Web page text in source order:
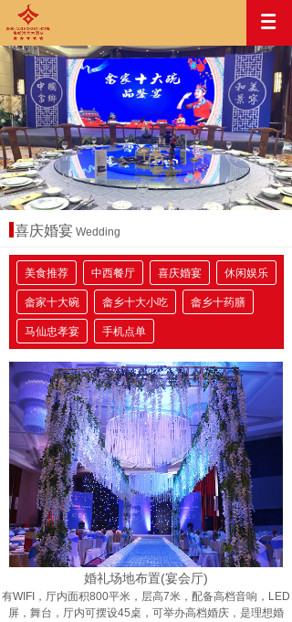
喜庆婚宴 Wedding
美食推荐 中西餐厅 喜庆婚宴 休闲娱乐
畲家十大碗 畲乡十大小吃 畲乡十药膳
马仙忠孝宴 手机点单
婚礼场地布置(宴会厅)
有WIFI，厅内面积800平米，层高7米，配备高档音响，LED
屏，舞台，厅内可摆设45桌，可举办高档婚庆，是理想婚